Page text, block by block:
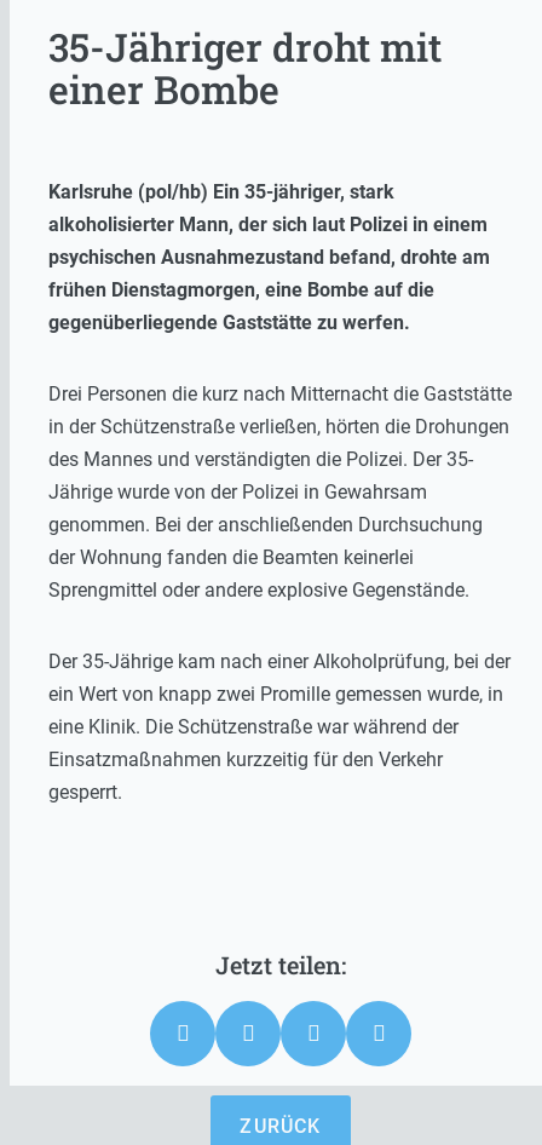
35-Jähriger droht mit
einer Bombe
Karlsruhe (pol/hb) Ein 35-jähriger, stark
alkoholisierter Mann, der sich laut Polizei in einem
psychischen Ausnahmezustand befand, drohte am
frühen Dienstagmorgen, eine Bombe auf die
gegenüberliegende Gaststätte zu werfen.
Drei Personen die kurz nach Mitternacht die Gaststätte
in der Schützenstraße verließen, hörten die Drohungen
des Mannes und verständigten die Polizei. Der 35-
Jährige wurde von der Polizei in Gewahrsam
genommen. Bei der anschließenden Durchsuchung
der Wohnung fanden die Beamten keinerlei
Sprengmittel oder andere explosive Gegenstände.
Der 35-Jährige kam nach einer Alkoholprüfung, bei der
ein Wert von knapp zwei Promille gemessen wurde, in
eine Klinik. Die Schützenstraße war während der
Einsatzmaßnahmen kurzzeitig für den Verkehr
gesperrt.
ZURÜCK